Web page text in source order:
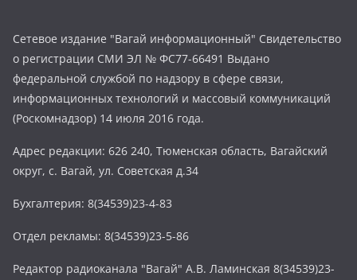
Сетевое издание "Вагай информационный" Свидетельство
о регистрации СМИ ЭЛ № ФС77-66491 Выдано
федеральной службой по надзору в сфере связи,
информационных технологий и массовый коммуникаций
(Роскомнадзор) 14 июля 2016 года.
Адрес редакции: 626 240, Тюменская область, Вагайский
округ, с. Вагай, ул. Советская д.34
Бухгалтерия: 8(34539)23-4-83
Отдел рекламы: 8(34539)23-5-86
Редактор радиоканала "Вагай" А.В. Ламинская 8(34539)23-